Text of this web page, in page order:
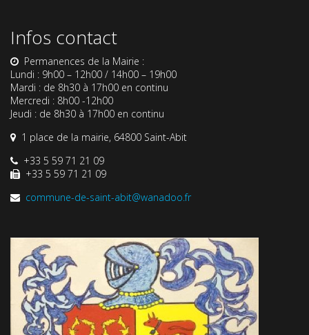
Infos contact
Permanences de la Mairie :
Lundi : 9h00 – 12h00 / 14h00 – 19h00
Mardi : de 8h30 à 17h00 en continu
Mercredi : 8h00 -12h00
Jeudi : de 8h30 à 17h00 en continu
1 place de la mairie, 64800 Saint-Abit
+33 5 59 71 21 09
+33 5 59 71 21 09
commune-de-saint-abit@wanadoo.fr